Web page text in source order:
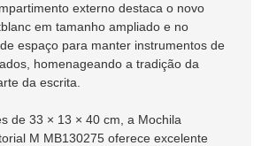
externo destaca o novo
em tamanho ampliado e no
espaço para manter instrumentos de
homenageando a tradição da
da escrita.
de 33 × 13 × 40 cm, a Mochila
M MB130275 oferece excelente